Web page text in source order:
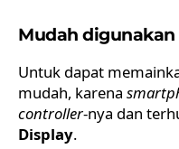
Mudah digunakan
Untuk dapat
mudah, karena
controller-nya dan
Display.